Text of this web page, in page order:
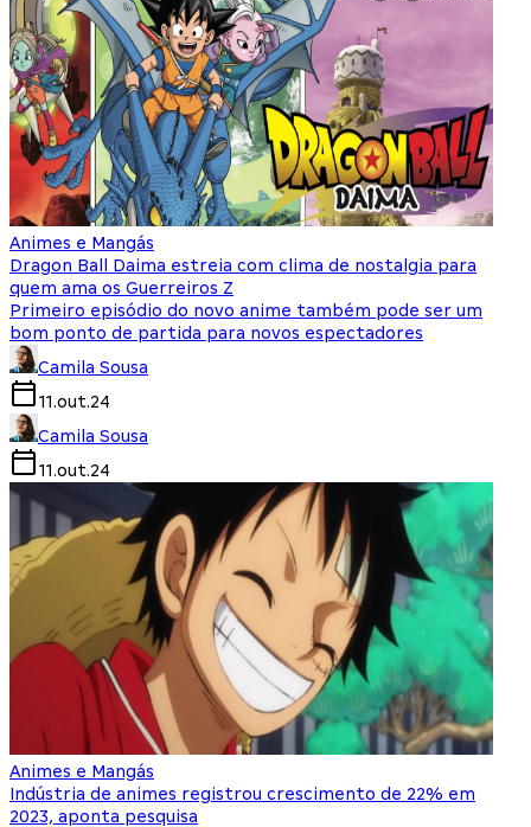
Animes e Mangás
Dragon Ball Daima estreia com clima de nostalgia para
quem ama os Guerreiros Z
Primeiro episódio do novo anime também pode ser um
bom ponto de partida para novos espectadores
Camila Sousa
11.out.24
Camila Sousa
11.out.24
Animes e Mangás
Indústria de animes registrou crescimento de 22% em
2023, aponta pesquisa